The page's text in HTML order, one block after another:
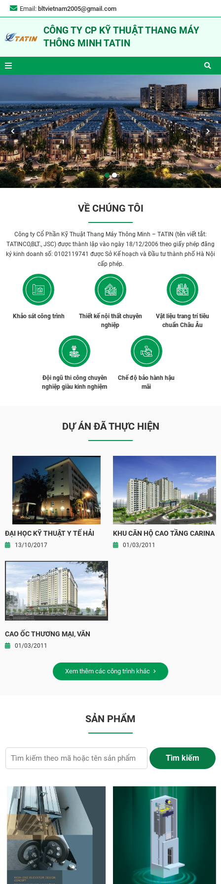
Email: bltvietnam2005@gmail.com
CÔNG TY CP KỸ THUẬT THANG MÁY
THÔNG MINH TATIN
VỀ CHÚNG TÔI
Công ty Cổ Phần Kỹ Thuật Thang Máy Thông Minh – TATIN (tên viết tắt:
TATINCO,BLT., JSC) được thành lập vào ngày 18/12/2006 theo giấy phép đăng
ký kinh doanh số: 0102119741 được Sở Kế hoạch và Đầu tư thành phố Hà Nội
cấp phép.
Khảo sát công trình
Thiết kế nội thất chuyên
nghiệp
Vật liệu trang trí tiêu
chuẩn Châu Âu
Đội ngũ thi công chuyên
nghiệp giàu kinh nghiệm
Chế độ bảo hành hậu
mãi
DỰ ÁN ĐÃ THỰC HIỆN
ĐẠI HỌC KỸ THUẬT Y TẾ HẢI
DƯƠNG
13/10/2017
KHU CĂN HỘ CAO TẦNG CARINA
PLAZA01/03/2011
CAO ỐC THƯƠNG MẠI, VĂN
PHÒNG VÀ CĂN HỘ LONG
01/03/2011
Xem thêm các công trình khác
SẢN PHẨM
Tìm kiếm